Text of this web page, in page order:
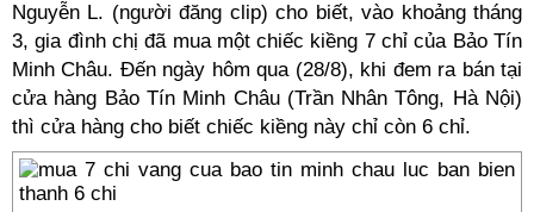
Nguyễn L. (người đăng clip) cho biết, vào khoảng tháng
3, gia đình chị đã mua một chiếc kiềng 7 chỉ của Bảo Tín
Minh Châu. Đến ngày hôm qua (28/8), khi đem ra bán tại
cửa hàng Bảo Tín Minh Châu (Trần Nhân Tông, Hà Nội)
thì cửa hàng cho biết chiếc kiềng này chỉ còn 6 chỉ.